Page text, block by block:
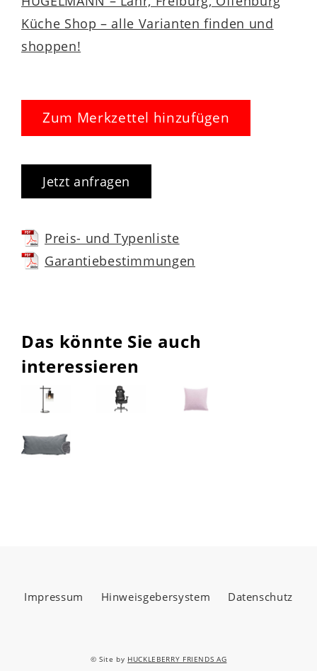
Küche Shop – alle Varianten finden und
shoppen!
Zum Merkzettel hinzufügen
Jetzt anfragen
Preis- und Typenliste
Garantiebestimmungen
Das könnte Sie auch
interessieren
Impressum Hinweisgebersystem Datenschutz
© Site by HUCKLEBERRY FRIENDS AG